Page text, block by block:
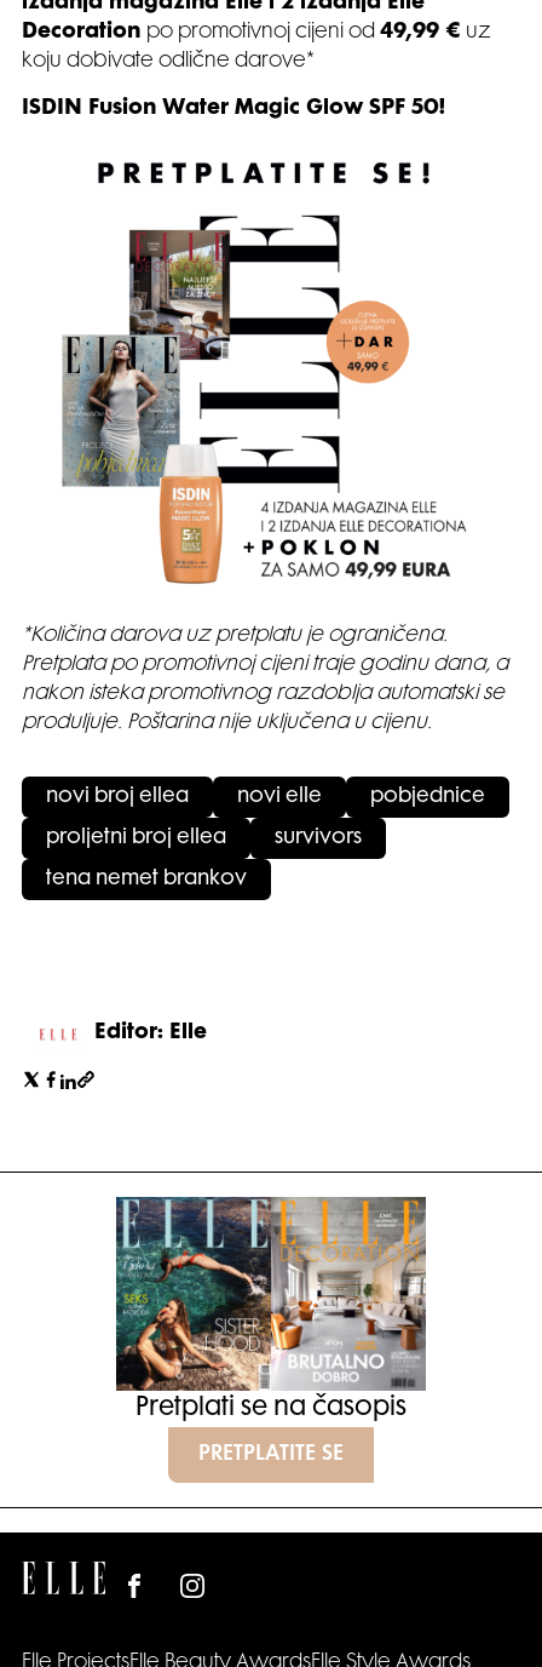
Decoration po promotivnoj cijeni od 49,99 € uz
koju dobivate odlične darove*
ISDIN Fusion Water Magic Glow SPF 50!
*Količina darova uz pretplatu je ograničena.
Pretplata po promotivnoj cijeni traje godinu dana, a
nakon isteka promotivnog razdoblja automatski se
produljuje. Poštarina nije uključena u cijenu.
novi broj ellea novi elle pobjednice
proljetni broj ellea survivors
tena nemet brankov
Editor: Elle
Pretplati se na časopis
PRETPLATITE SE
Elle ProjectsElle Beauty AwardsElle Style Awards